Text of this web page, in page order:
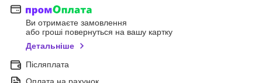
Ви отримаєте замовлення
або гроші повернуться на вашу картку
Детальніше
Післяплата